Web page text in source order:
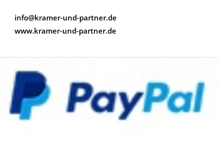
info@kramer-und-partner.de
www.kramer-und-partner.de